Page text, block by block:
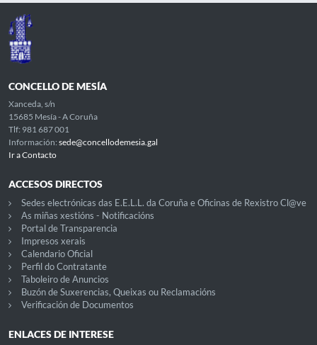
CONCELLO DE MESÍA
Xanceda, s/n
15685 Mesía - A Coruña
Tlf: 981 687 001
Información: sede@concellodemesia.gal
Ir a Contacto
ACCESOS DIRECTOS
Sedes electrónicas das E.E.L.L. da Coruña e Oficinas de Rexistro Cl@ve
As miñas xestións - Notificacións
Portal de Transparencia
Impresos xerais
Calendario Oficial
Perfil do Contratante
Taboleiro de Anuncios
Buzón de Suxerencias, Queixas ou Reclamacións
Verificación de Documentos
ENLACES DE INTERESE